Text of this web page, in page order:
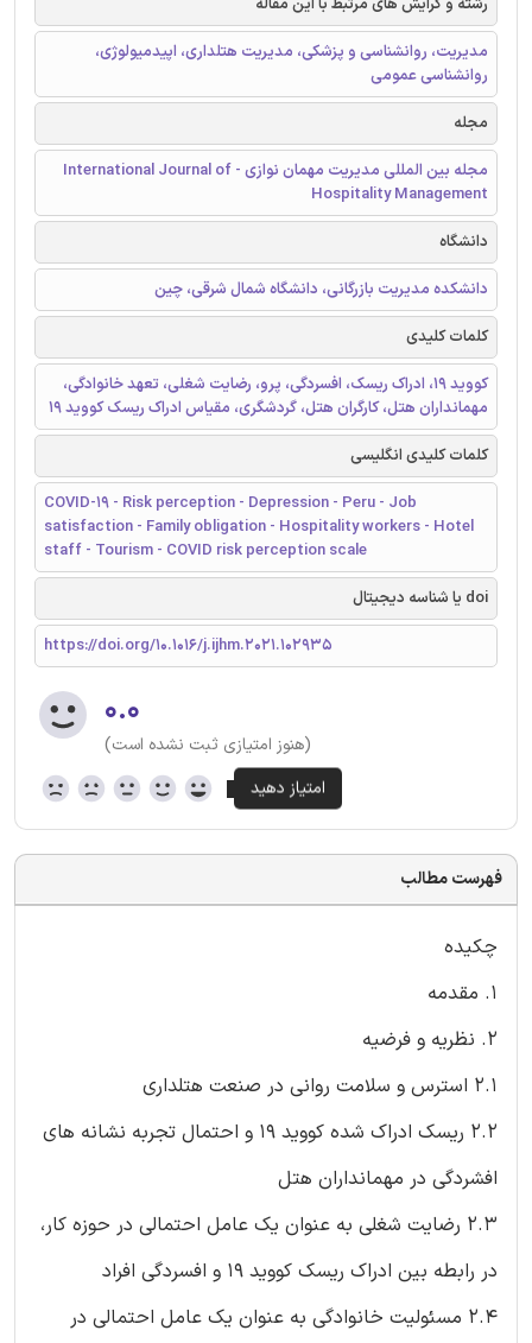
مدیریت، روانشناسی و پزشکی، مدیریت هتلداری، اپیدمیولوژی،
روانشناسی عمومی
مجله
مجله بین المللی مدیریت مهمان نوازی - International Journal of
Hospitality Management
دانشگاه
دانشکده مدیریت بازرگانی، دانشگاه شمال شرقی، چین
کلمات کلیدی
کووید 19، ادراک ریسک، افسردگی، پرو، رضایت شغلی، تعهد خانوادگی،
مهمانداران هتل، کارگران هتل، گردشگری، مقیاس ادراک ریسک کووید 19
کلمات کلیدی انگلیسی
COVID-19 - Risk perception - Depression - Peru - Job
satisfaction - Family obligation - Hospitality workers - Hotel
staff - Tourism - COVID risk perception scale
doi یا شناسه دیجیتال
https://doi.org/10.1016/j.ijhm.2021.102935
۰.۰
(هنوز امتیازی ثبت نشده است)
فهرست مطالب
چکیده
1. مقدمه
2. نظریه و فرضیه
2.1 استرس و سلامت روانی در صنعت هتلداری
2.2 ریسک ادراک شده کووید 19 و احتمال تجربه نشانه های
افشردگی در مهمانداران هتل
2.3 رضایت شغلی به عنوان یک عامل احتمالی در حوزه کار،
در رابطه بین ادراک ریسک کووید 19 و افسردگی افراد
2.4 مسئولیت خانوادگی به عنوان یک عامل احتمالی در